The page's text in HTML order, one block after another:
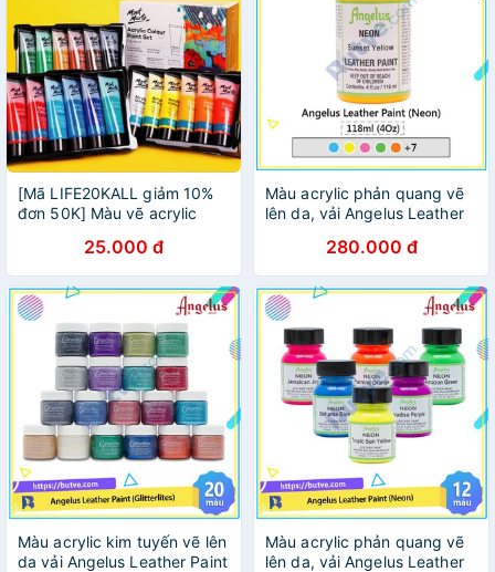
[Mã LIFE20KALL giảm 10%
đơn 50K] Màu vẽ acrylic
vẽ lên vải canvas, vẽ tường,
vẽ gỗ
25.000 đ
Màu acrylic phản quang vẽ
lên da, vải Angelus Leather
280.000 đ
Màu acrylic kim tuyến vẽ lên
da vải Angelus Leather Paint
Màu acrylic phản quang vẽ
lên da, vải Angelus Leather